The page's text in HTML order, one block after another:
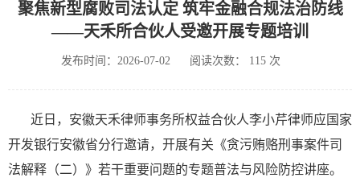
聚焦新型腐败司法认定 筑牢金融合规法治防线
——天禾所合伙人受邀开展专题培训
发布时间：2026-07-02 阅读次数： 115次
近日，安徽天禾律师事务所权益合伙人李小芹律师应国家
开发银行安徽省分行邀请，开展有关《贪污贿赂刑事案件司
法解释（二）》若干重要问题的专题普法与风险防控讲座。